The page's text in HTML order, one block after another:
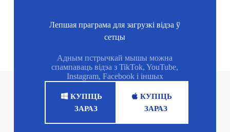
Лепшая праграма для загрузкі відэа ў
сетцы
Адным пстрычкай мышы можна
спампаваць відэа з TikTok, YouTube,
Instagram, Facebook і іншых
КУПІЦЬ
ЗАРАЗ
КУПІЦЬ
ЗАРАЗ